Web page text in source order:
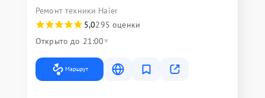
Ремонт техники Haier
5,0295 оценки
Открыто до 21:00
Маршрут